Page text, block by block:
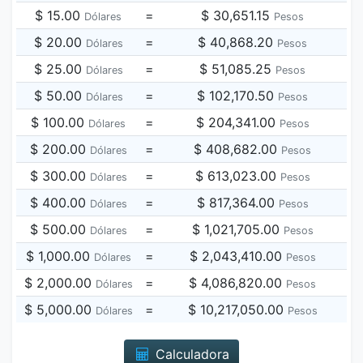
$ 15.00 Dólares = $ 30,651.15 Pesos
$ 20.00 Dólares = $ 40,868.20 Pesos
$ 25.00 Dólares = $ 51,085.25 Pesos
$ 50.00 Dólares = $ 102,170.50 Pesos
$ 100.00 Dólares = $ 204,341.00 Pesos
$ 200.00 Dólares = $ 408,682.00 Pesos
$ 300.00 Dólares = $ 613,023.00 Pesos
$ 400.00 Dólares = $ 817,364.00 Pesos
$ 500.00 Dólares = $ 1,021,705.00 Pesos
$ 1,000.00 Dólares = $ 2,043,410.00 Pesos
$ 2,000.00 Dólares = $ 4,086,820.00 Pesos
$ 5,000.00 Dólares = $ 10,217,050.00 Pesos
Calculadora